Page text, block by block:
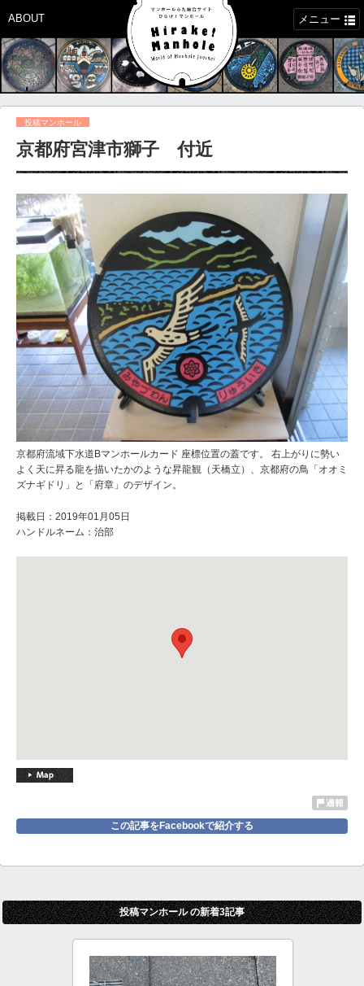
ABOUT メニュー
投稿マンホール
京都府宮津市獅子 付近
京都府流域下水道Bマンホールカード 座標位置の蓋です。 右上がりに勢い
よく天に昇る龍を描いたかのような昇龍観（天橋立）、京都府の鳥「オオミ
ズナギドリ」と「府章」のデザイン。
掲載日：2019年01月05日
ハンドルネーム：治部
この記事をFacebookで紹介する
投稿マンホール の新着3記事